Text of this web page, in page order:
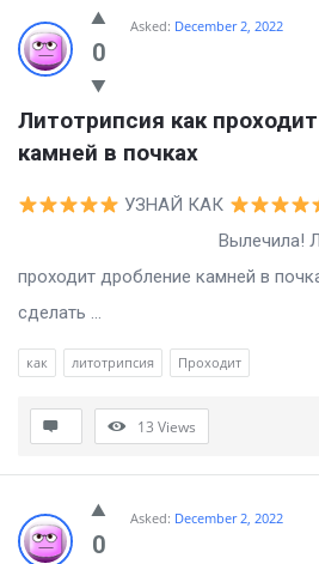
Billion
Essays
Latest
Questions
0
Asked: December 2, 2022
Литотрипсия как
камней в почках
УЗНАЙ КАК
Вылечила!
проходит дробление камней в
сделать ...
как литотрипсия Проходит
13 Views
0
Asked: December 2, 2022